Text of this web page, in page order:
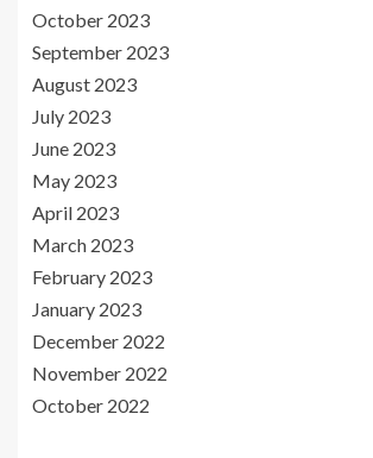
October 2023
September 2023
August 2023
July 2023
June 2023
May 2023
April 2023
March 2023
February 2023
January 2023
December 2022
November 2022
October 2022